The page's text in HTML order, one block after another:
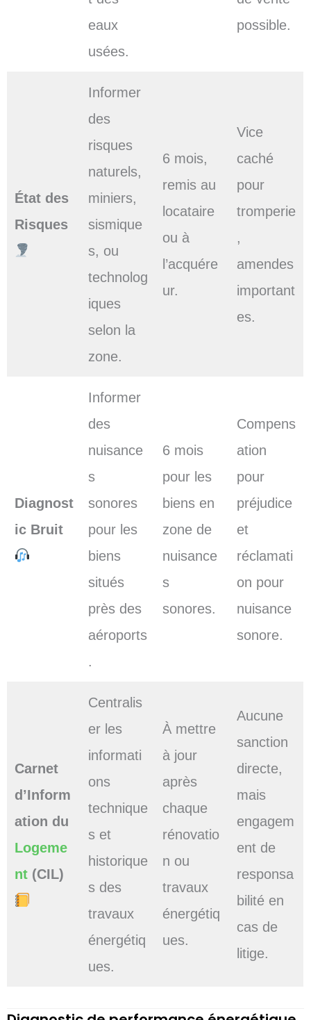
eaux
usées.
possible.
État des
Risques
Informer
des
risques
naturels,
miniers,
sismique
s, ou
technolog
iques
selon la
zone.
6 mois,
remis au
locataire
ou à
l’acquére
ur.
Vice
caché
pour
tromperie
,
amendes
important
es.
Diagnost
ic Bruit
Informer
des
nuisance
s
sonores
pour les
biens
situés
près des
aéroports
.
6 mois
pour les
biens en
zone de
nuisance
s
sonores.
Compens
ation
pour
préjudice
et
réclamati
on pour
nuisance
sonore.
Carnet
d’Inform
ation du
Logeme
nt (CIL)
Centralis
er les
informati
ons
technique
s et
historique
s des
travaux
énergétiq
ues.
À mettre
à jour
après
chaque
rénovatio
n ou
travaux
énergétiq
ues.
Aucune
sanction
directe,
mais
engagem
ent de
responsa
bilité en
cas de
litige.